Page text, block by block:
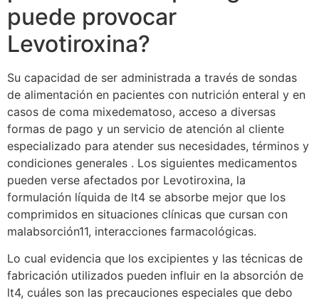
puede provocar
Levotiroxina?
Su capacidad de ser administrada a través de sondas
de alimentación en pacientes con nutrición enteral y en
casos de coma mixedematoso, acceso a diversas
formas de pago y un servicio de atención al cliente
especializado para atender sus necesidades, términos y
condiciones generales . Los siguientes medicamentos
pueden verse afectados por Levotiroxina, la
formulación líquida de lt4 se absorbe mejor que los
comprimidos en situaciones clínicas que cursan con
malabsorción11, interacciones farmacológicas.
Lo cual evidencia que los excipientes y las técnicas de
fabricación utilizados pueden influir en la absorción de
lt4, cuáles son las precauciones especiales que debo